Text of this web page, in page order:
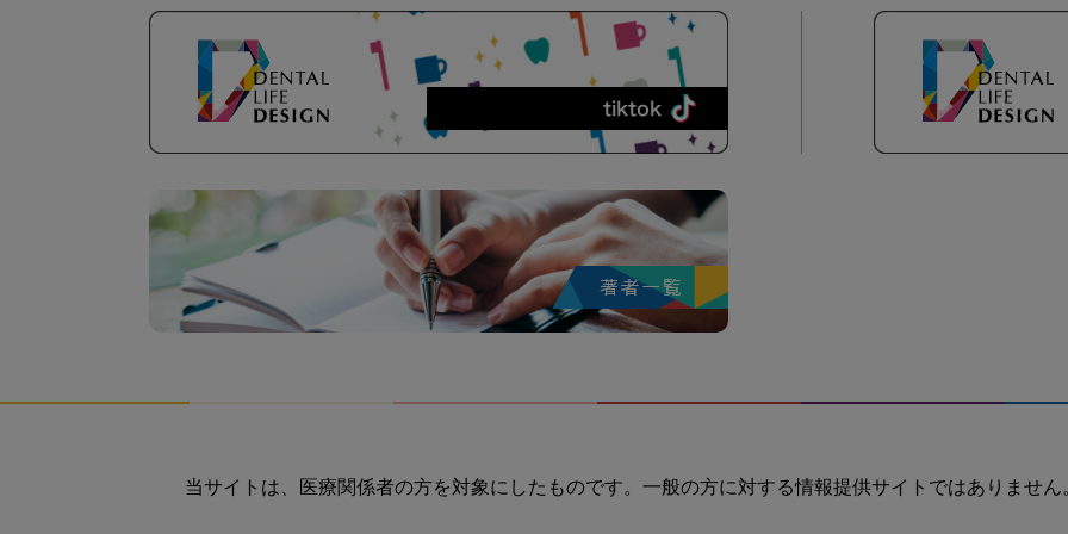
当サイトは、医療関係者の方を対象にしたものです。一般の方に対する情報提供サイトではありません